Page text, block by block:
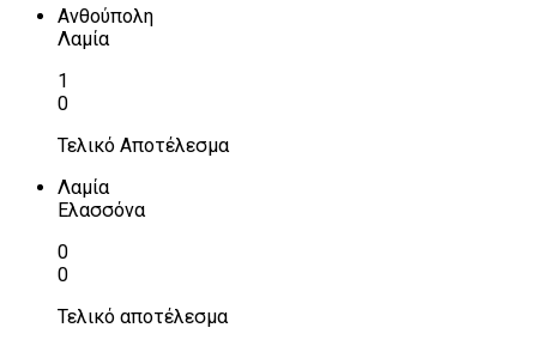
Ανθούπολη
Λαμία
1
0
Τελικό Αποτέλεσμα
Λαμία
Ελασσόνα
0
0
Τελικό αποτέλεσμα